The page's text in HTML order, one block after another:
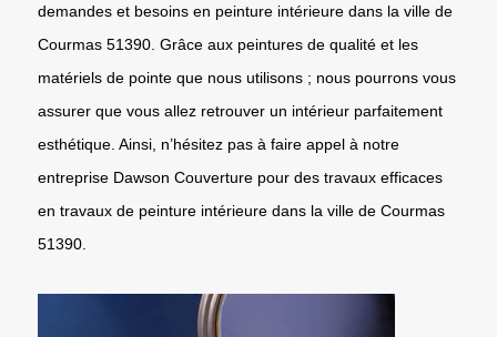
demandes et besoins en peinture intérieure dans la ville de
Courmas 51390. Grâce aux peintures de qualité et les
matériels de pointe que nous utilisons ; nous pourrons vous
assurer que vous allez retrouver un intérieur parfaitement
esthétique. Ainsi, n’hésitez pas à faire appel à notre
entreprise Dawson Couverture pour des travaux efficaces
en travaux de peinture intérieure dans la ville de Courmas
51390.